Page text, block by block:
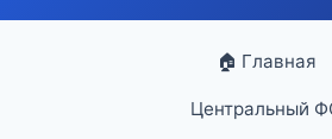
🏠 Главная
Центральный